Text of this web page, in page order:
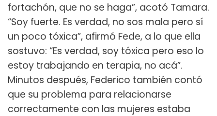
fortachón, que no se haga”, acotó Tamara.
“Soy fuerte. Es verdad, no sos mala pero sí
un poco tóxica”, afirmó Fede, a lo que ella
sostuvo: “Es verdad, soy tóxica pero eso lo
estoy trabajando en terapia, no acá”.
Minutos después, Federico también contó
que su problema para relacionarse
correctamente con las mujeres estaba